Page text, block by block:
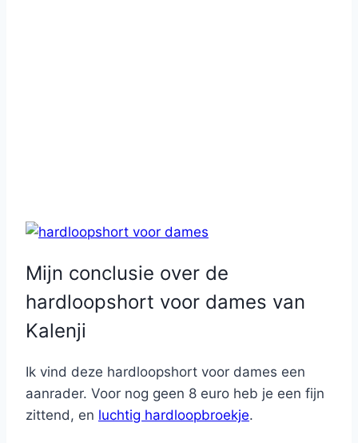
Mijn conclusie over de
hardloopshort voor dames van
Kalenji
Ik vind deze hardloopshort voor dames een
aanrader. Voor nog geen 8 euro heb je een fijn
zittend, en luchtig hardloopbroekje.